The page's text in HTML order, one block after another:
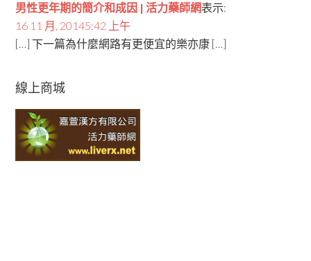
男性更年期的簡介和成因 | 活力藥師網表示:
16 11 月, 20145:42 上午
[…] 下一篇為什麼網路有更便宜的樂亦康 […]
線上商城